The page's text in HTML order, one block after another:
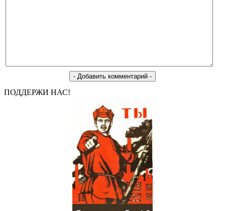
ПОДДЕРЖИ НАС!